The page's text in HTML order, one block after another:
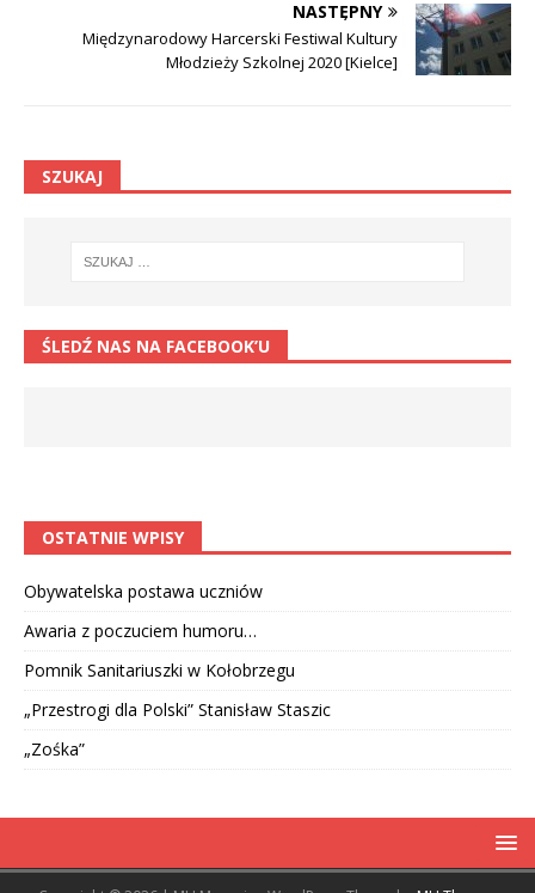
NASTĘPNY
Międzynarodowy Harcerski Festiwal Kultury
Młodzieży Szkolnej 2020 [Kielce]
SZUKAJ
ŚLEDŹ NAS NA FACEBOOK’U
OSTATNIE WPISY
Obywatelska postawa uczniów
Awaria z poczuciem humoru…
Pomnik Sanitariuszki w Kołobrzegu
„Przestrogi dla Polski” Stanisław Staszic
„Zośka”